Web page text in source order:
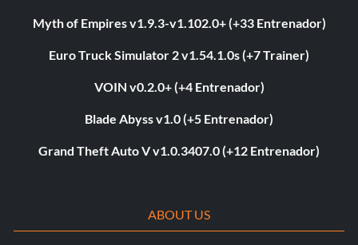
Myth of Empires v1.9.3-v1.102.0+ (+33 Entrenador)
Euro Truck Simulator 2 v1.54.1.0s (+7 Trainer)
VOIN v0.2.0+ (+4 Entrenador)
Blade Abyss v1.0 (+5 Entrenador)
Grand Theft Auto V v1.0.3407.0 (+12 Entrenador)
ABOUT US